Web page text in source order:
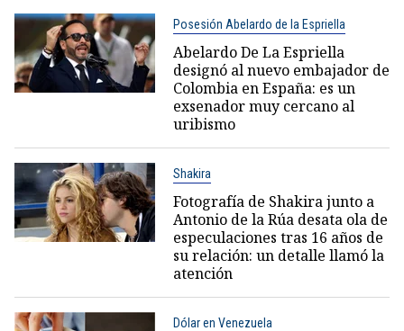
Posesión Abelardo de la Espriella
Abelardo De La Espriella
designó al nuevo embajador de
Colombia en España: es un
exsenador muy cercano al
uribismo
Shakira
Fotografía de Shakira junto a
Antonio de la Rúa desata ola de
especulaciones tras 16 años de
su relación: un detalle llamó la
atención
Dólar en Venezuela